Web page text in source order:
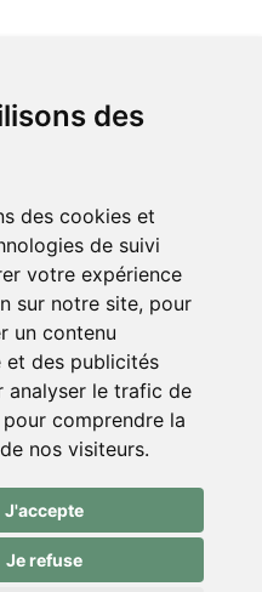
des
des cookies et
de suivi
votre expérience
sur notre site, pour
un contenu
et des publicités
analyser le trafic de
comprendre la
nos visiteurs.
J'accepte
Je refuse
Moyens de paiement
Retrait / Livraison
Retrait à la pharmacie en Click
Livraison cyclo-urbaines à Liège
avec :
Service professionnel et
écologique de livraisons rapides
et fiables.